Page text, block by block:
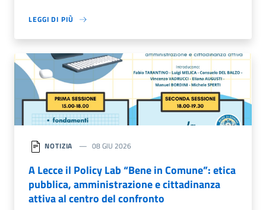
LEGGI DI PIÙ
NOTIZIA 08 GIU 2026
A Lecce il Policy Lab “Bene in Comune”: etica
pubblica, amministrazione e cittadinanza
attiva al centro del confronto